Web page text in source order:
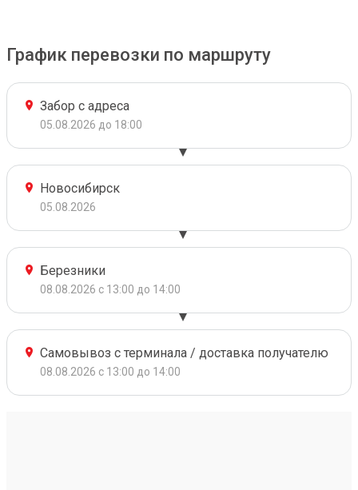
График перевозки по маршруту
Забор с адреса
05.08.2026 до 18:00
Новосибирск
05.08.2026
Березники
08.08.2026 с 13:00 до 14:00
Самовывоз с терминала / доставка получателю
08.08.2026 с 13:00 до 14:00